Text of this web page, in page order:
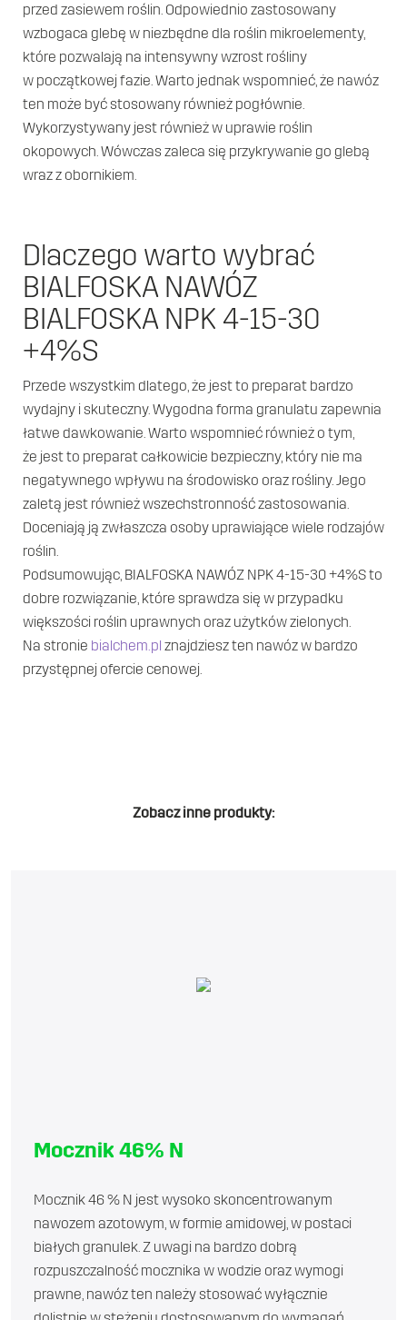
Ogóle warunki sprzedaży
Nota informacyjna
przed zasiewem roślin. Odpowiednio zastosowany
wzbogaca glebę w niezbędne dla roślin mikroelementy,
które pozwalają na intensywny wzrost rośliny
w początkowej fazie. Warto jednak wspomnieć, że nawóz
ten może być stosowany również pogłównie.
Wykorzystywany jest również w uprawie roślin
okopowych. Wówczas zaleca się przykrywanie go glebą
wraz z obornikiem.
Dlaczego warto wybrać
BIALFOSKA NAWÓZ
BIALFOSKA NPK 4-15-30
+4%S
Przede wszystkim dlatego, że jest to preparat bardzo
wydajny i skuteczny. Wygodna forma granulatu zapewnia
łatwe dawkowanie. Warto wspomnieć również o tym,
że jest to preparat całkowicie bezpieczny, który nie ma
negatywnego wpływu na środowisko oraz rośliny. Jego
zaletą jest również wszechstronność zastosowania.
Doceniają ją zwłaszcza osoby uprawiające wiele rodzajów
roślin.
Podsumowując, BIALFOSKA NAWÓZ NPK 4-15-30 +4%S to
dobre rozwiązanie, które sprawdza się w przypadku
większości roślin uprawnych oraz użytków zielonych.
Na stronie bialchem.pl znajdziesz ten nawóz w bardzo
przystępnej ofercie cenowej.
Zobacz inne produkty:
Mocznik 46% N
Mocznik 46 % N jest wysoko skoncentrowanym
nawozem azotowym, w formie amidowej, w postaci
białych granulek. Z uwagi na bardzo dobrą
rozpuszczalność mocznika w wodzie oraz wymogi
prawne, nawóz ten należy stosować wyłącznie